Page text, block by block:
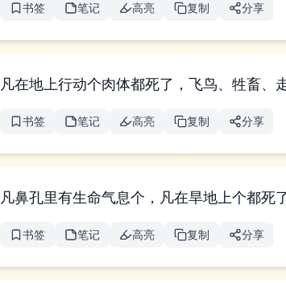
书签 笔记 高亮 复制 分享
凡在地上行动个肉体都死了，飞鸟、牲畜
书签 笔记 高亮 复制 分享
凡鼻孔里有生命气息个，凡在旱地上个都死了
书签 笔记 高亮 复制 分享